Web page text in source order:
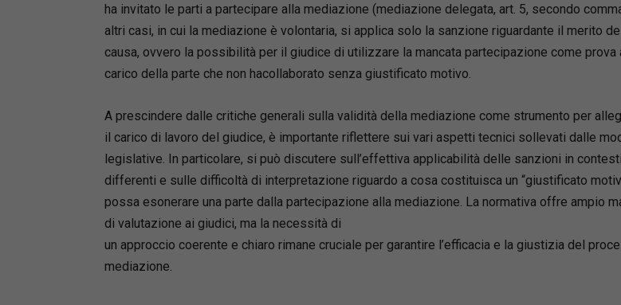
ha invitato le parti a partecipare alla mediazione (mediazione delegata, art. 5, secondo
altri casi, in cui la mediazione è volontaria, si applica solo la sanzione riguardante il merito
causa, ovvero la possibilità per il giudice di utilizzare la mancata partecipazione come prova
carico della parte che non hacollaborato senza giustificato motivo.
A prescindere dalle critiche generali sulla validità della mediazione come strumento per
il carico di lavoro del giudice, è importante riflettere sui vari aspetti tecnici sollevati dalle
legislative. In particolare, si può discutere sull’effettiva applicabilità delle sanzioni in contesti
differenti e sulle difficoltà di interpretazione riguardo a cosa costituisca un “giustificato
possa esonerare una parte dalla partecipazione alla mediazione. La normativa offre ampio
di valutazione ai giudici, ma la necessità di
un approccio coerente e chiaro rimane cruciale per garantire l’efficacia e la giustizia del
mediazione.